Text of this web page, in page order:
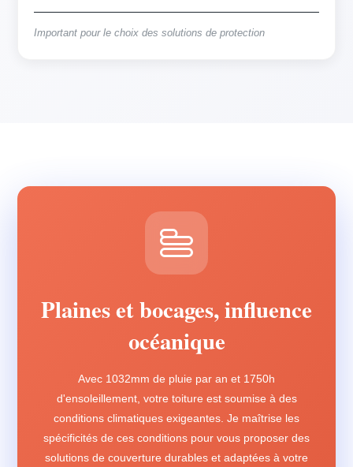
Important pour le choix des solutions de protection
Plaines et bocages, influence
océanique
Avec 1032mm de pluie par an et 1750h
d'ensoleillement, votre toiture est soumise à des
conditions climatiques exigeantes. Je maîtrise les
spécificités de ces conditions pour vous proposer des
solutions de couverture durables et adaptées à votre